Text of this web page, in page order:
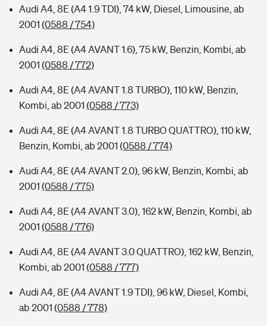
Audi A4, 8E (A4 1.9 TDI), 74 kW, Diesel, Limousine, ab
2001 (0588 / 754)
Audi A4, 8E (A4 AVANT 1.6), 75 kW, Benzin, Kombi, ab
2001 (0588 / 772)
Audi A4, 8E (A4 AVANT 1.8 TURBO), 110 kW, Benzin,
Kombi, ab 2001 (0588 / 773)
Audi A4, 8E (A4 AVANT 1.8 TURBO QUATTRO), 110 kW,
Benzin, Kombi, ab 2001 (0588 / 774)
Audi A4, 8E (A4 AVANT 2.0), 96 kW, Benzin, Kombi, ab
2001 (0588 / 775)
Audi A4, 8E (A4 AVANT 3.0), 162 kW, Benzin, Kombi, ab
2001 (0588 / 776)
Audi A4, 8E (A4 AVANT 3.0 QUATTRO), 162 kW, Benzin,
Kombi, ab 2001 (0588 / 777)
Audi A4, 8E (A4 AVANT 1.9 TDI), 96 kW, Diesel, Kombi,
ab 2001 (0588 / 778)